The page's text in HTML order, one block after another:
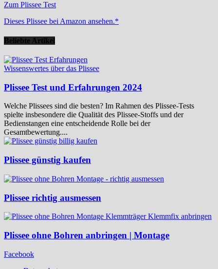
Zum Plissee Test
Dieses Plissee bei Amazon ansehen.*
Beliebte Artikel
Wissenswertes über das Plissee
Plissee Test und Erfahrungen 2024
Welche Plissees sind die besten? Im Rahmen des Plissee-Tests
spielte insbesondere die Qualität des Plissee-Stoffs und der
Bedienstangen eine entscheidende Rolle bei der
Gesamtbewertung....
Plissee günstig kaufen
Plissee richtig ausmessen
Plissee ohne Bohren anbringen | Montage
Facebook